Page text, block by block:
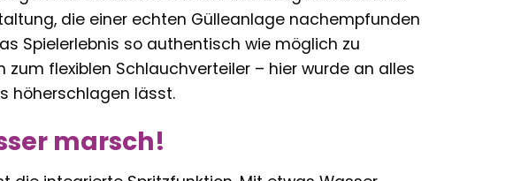
die einer echten Gülleanlage nachempfunden
Spielerlebnis so authentisch wie möglich zu
flexiblen Schlauchverteiler – hier wurde an alles
höherschlagen lässt.
marsch!